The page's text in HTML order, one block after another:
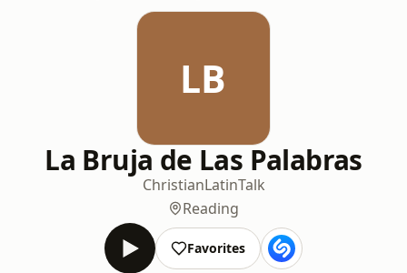
LB
La Bruja de Las Palabras
ChristianLatinTalk
Reading
Favorites